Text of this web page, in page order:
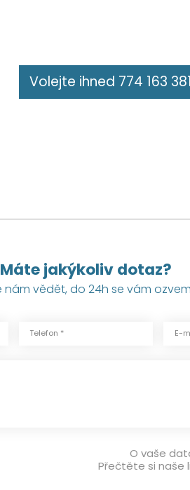
Volejte ihned 774 163 381
Máte jakýkoliv dotaz?
nám vědět, do 24h se vám
Telefon * E-
O vaše
Přečtěte si naše